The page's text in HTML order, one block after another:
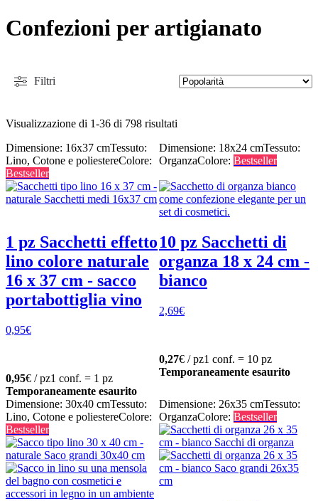
Confezioni per artigianato
Filtri
Visualizzazione di 1-36 di 798 risultati
Dimensione: 16x37 cmTessuto:
Lino, Cotone e poliestereColore:
Bestseller
1 pz Sacchetti effetto
lino colore naturale
16 x 37 cm - sacco
portabottiglia vino
0,95€
0,95€ / pz1 conf. = 1 pz
Temporaneamente esaurito
Dimensione: 18x24 cmTessuto:
OrganzaColore: Bestseller
10 pz Sacchetti di
organza 18 x 24 cm -
bianco
2,69€
0,27€ / pz1 conf. = 10 pz
Temporaneamente esaurito
Dimensione: 30x40 cmTessuto:
Lino, Cotone e poliestereColore:
Bestseller
Dimensione: 26x35 cmTessuto:
OrganzaColore: Bestseller